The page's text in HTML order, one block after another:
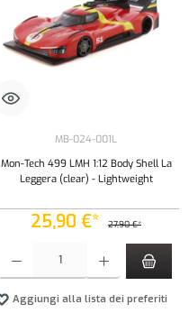
MB-024-001L
Mon-Tech 499 LMH 1:12 Body Shell La
Leggera (clear) - Lightweight
25,90 €* 27,90 €*
Aggiungi alla lista dei preferiti